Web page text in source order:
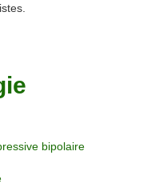
bipolaire